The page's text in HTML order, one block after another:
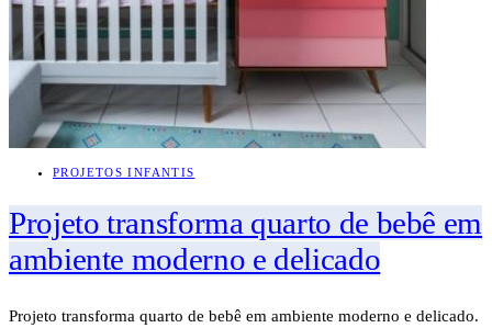
PROJETOS INFANTIS
Projeto transforma quarto de bebê em
ambiente moderno e delicado
Projeto transforma quarto de bebê em ambiente moderno e delicado.